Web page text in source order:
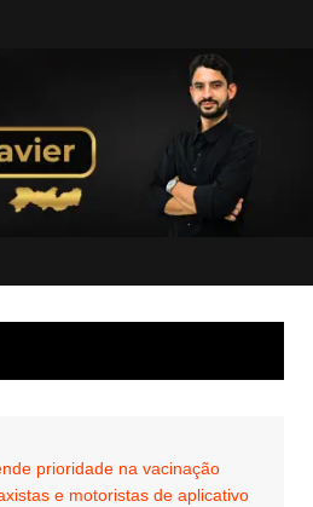
prioridade na vacinação
e motoristas de aplicativo